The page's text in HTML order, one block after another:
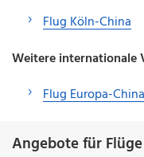
Flug Köln-China
Weitere internationale
Flug Europa-China
Angebote für